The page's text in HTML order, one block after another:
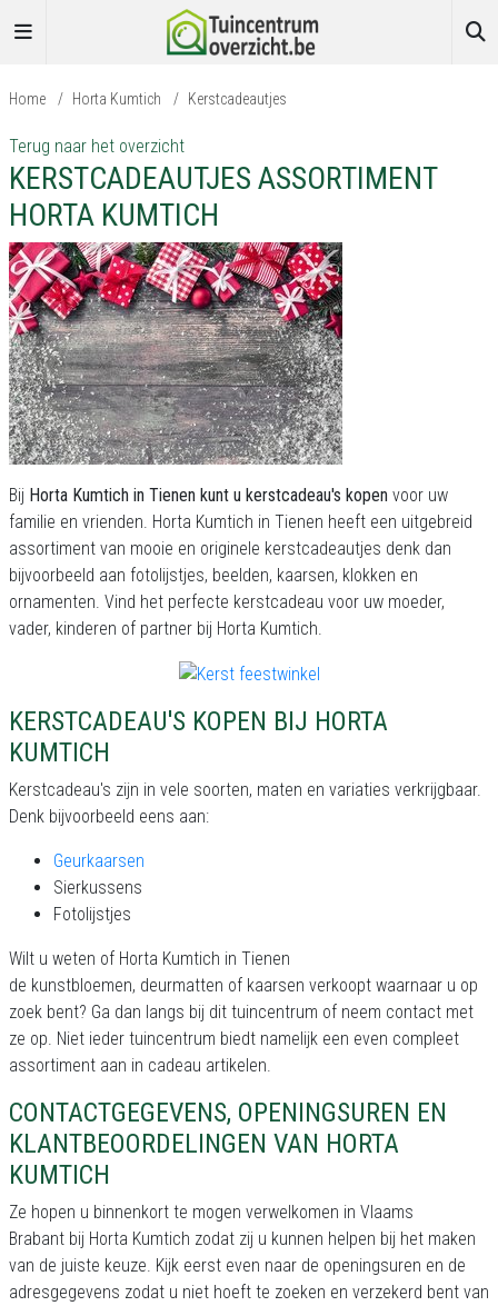
Home / Horta Kumtich / Kerstcadeautjes
Terug naar het overzicht
KERSTCADEAUTJES ASSORTIMENT
HORTA KUMTICH
Bij Horta Kumtich in Tienen kunt u kerstcadeau's kopen voor uw
familie en vrienden. Horta Kumtich in Tienen heeft een uitgebreid
assortiment van mooie en originele kerstcadeautjes denk dan
bijvoorbeeld aan fotolijstjes, beelden, kaarsen, klokken en
ornamenten. Vind het perfecte kerstcadeau voor uw moeder,
vader, kinderen of partner bij Horta Kumtich.
KERSTCADEAU'S KOPEN BIJ HORTA
KUMTICH
Kerstcadeau's zijn in vele soorten, maten en variaties verkrijgbaar.
Denk bijvoorbeeld eens aan:
Geurkaarsen
Sierkussens
Fotolijstjes
Wilt u weten of Horta Kumtich in Tienen
de kunstbloemen, deurmatten of kaarsen verkoopt waarnaar u op
zoek bent? Ga dan langs bij dit tuincentrum of neem contact met
ze op. Niet ieder tuincentrum biedt namelijk een even compleet
assortiment aan in cadeau artikelen.
CONTACTGEGEVENS, OPENINGSUREN EN
KLANTBEOORDELINGEN VAN HORTA
KUMTICH
Ze hopen u binnenkort te mogen verwelkomen in Vlaams
Brabant bij Horta Kumtich zodat zij u kunnen helpen bij het maken
van de juiste keuze. Kijk eerst even naar de openingsuren en de
adresgegevens zodat u niet hoeft te zoeken en verzekerd bent van